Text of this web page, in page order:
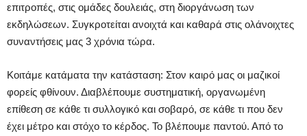
επιτροπές, στις ομάδες δουλειάς, στη διοργάνωση των
εκδηλώσεων. Συγκροτείται ανοιχτά και καθαρά στις ολάνοιχτες
συναντήσεις μας 3 χρόνια τώρα.
Κοιτάμε κατάματα την κατάσταση: Στον καιρό μας οι μαζικοί
φορείς φθίνουν. Διαβλέπουμε συστηματική, οργανωμένη
επίθεση σε κάθε τι συλλογικό και σοβαρό, σε κάθε τι που δεν
έχει μέτρο και στόχο το κέρδος. Το βλέπουμε παντού. Από το